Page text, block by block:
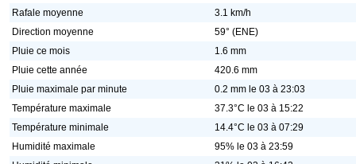
Rafale moyenne
3.1 km/h
Direction moyenne
59° (ENE)
Pluie ce mois
1.6 mm
Pluie cette année
420.6 mm
Pluie maximale par minute
0.2 mm le 03 à 23:03
Température maximale
37.3°C le 03 à 15:22
Température minimale
14.4°C le 03 à 07:29
Humidité maximale
95% le 03 à 23:59